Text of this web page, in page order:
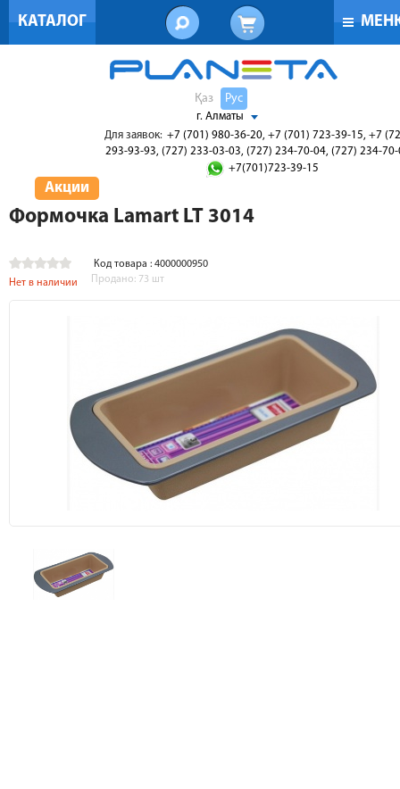
КАТАЛОГ
Қаз Рус
г. Алматы
Для заявок: +7 (701) 980-36-20, +7 (701) 723-39-15, +7
293-93-93, (727) 233-03-03, (727) 234-70-04, (727) 234-
+7(701)723-39-15
Акции
Формочка Lamart LT 3014
Код товара : 4000000950
Нет в наличии
Продано: 73 шт